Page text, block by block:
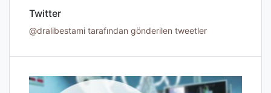
Twitter
@dralibestami tarafından gönderilen tweetler